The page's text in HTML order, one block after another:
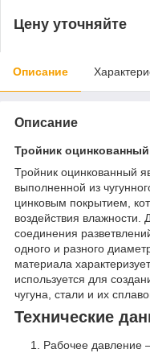
Цену уточняйте
Описание
Описание
Тройник
Тройник оцинкованный
выполненной из
цинковым покрытием,
воздействия
соединения
одного и разного
материала
используется для
чугуна, стали и их
Технические
Рабочее давление